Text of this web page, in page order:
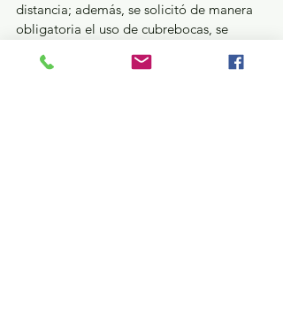
distancia; además, se solicitó de manera
obligatoria el uso de cubrebocas, se
instalaron arcos sanitizantes en el acceso